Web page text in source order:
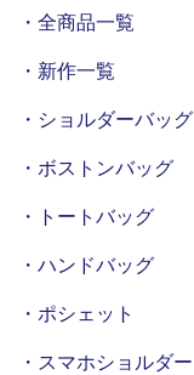
・全商品一覧
・新作一覧
・ショルダーバッグ
・ボストンバッグ
・トートバッグ
・ハンドバッグ
・ポシェット
・スマホショルダー